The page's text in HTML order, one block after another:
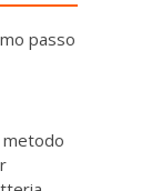
passo
metodo